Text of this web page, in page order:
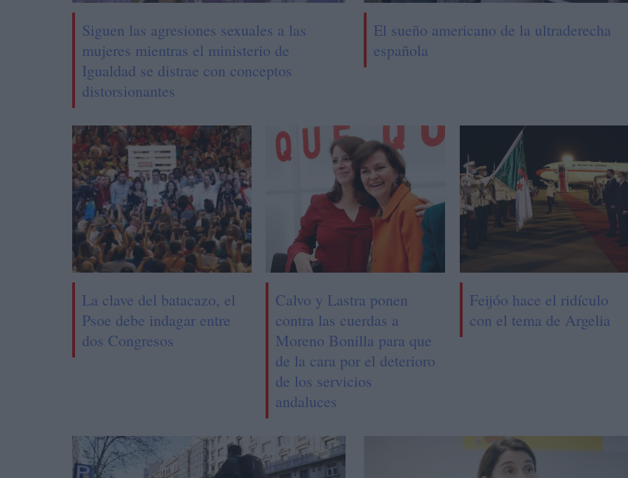
Siguen las agresiones sexuales a las
mujeres mientras el ministerio de
Igualdad se distrae con conceptos
distorsionantes
El sueño americano de la ultraderecha
española
La clave del batacazo, el
Psoe debe indagar entre
dos Congresos
Calvo y Lastra ponen
contra las cuerdas a
Moreno Bonilla para que
de la cara por el deterioro
de los servicios
andaluces
Feijóo hace el ridículo
con el tema de Argelia